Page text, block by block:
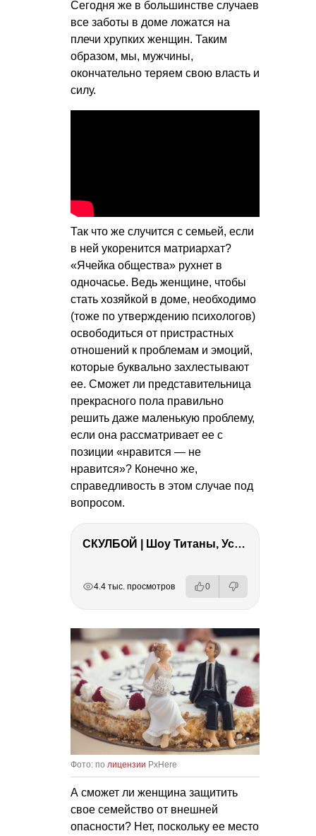
Сегодня же в большинстве случаев
все заботы в доме ложатся на
плечи хрупких женщин. Таким
образом, мы, мужчины,
окончательно теряем свою власть и
силу.
Так что же случится с семьей, если
в ней укоренится матриархат?
«Ячейка общества» рухнет в
одночасье. Ведь женщине, чтобы
стать хозяйкой в доме, необходимо
(тоже по утверждению психологов)
освободиться от пристрастных
отношений к проблемам и эмоций,
которые буквально захлестывают
ее. Сможет ли представительница
прекрасного пола правильно
решить даже маленькую проблему,
если она рассматривает ее с
позиции «нравится — не
нравится»? Конечно же,
справедливость в этом случае под
вопросом.
СКУЛБОЙ | Шоу Титаны, Усейн Болт, Ларрат, Зашквар!
4.4 тыс. просмотров 0
Фото: по лицензии PxHere
А сможет ли женщина защитить
свое семейство от внешней
опасности? Нет, поскольку ее место